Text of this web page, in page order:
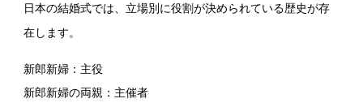
日本の結婚式では、立場別に役割が決められている歴史が存
在します。
新郎新婦：主役
新郎新婦の両親：主催者